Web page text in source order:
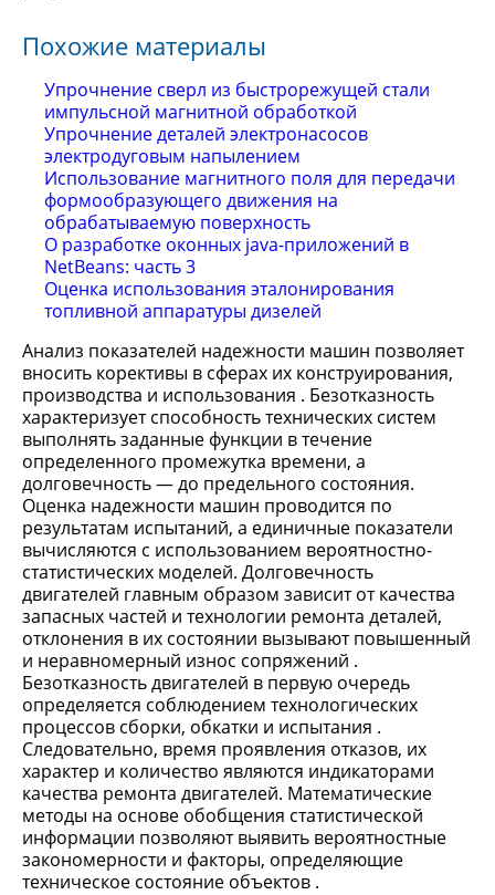
Похожие материалы
Упрочнение сверл из быстрорежущей стали
импульсной магнитной обработкой
Упрочнение деталей электронасосов
электродуговым напылением
Использование магнитного поля для передачи
формообразующего движения на
обрабатываемую поверхность
О разработке оконных java-приложений в
NetBeans: часть 3
Оценка использования эталонирования
топливной аппаратуры дизелей
Анализ показателей надежности машин позволяет
вносить корективы в сферах их конструирования,
производства и использования . Безотказность
характеризует способность технических систем
выполнять заданные функции в течение
определенного промежутка времени, а
долговечность — до предельного состояния.
Оценка надежности машин проводится по
результатам испытаний, а единичные показатели
вычисляются с использованием вероятностно-
статистических моделей. Долговечность
двигателей главным образом зависит от качества
запасных частей и технологии ремонта деталей,
отклонения в их состоянии вызывают повышенный
и неравномерный износ сопряжений .
Безотказность двигателей в первую очередь
определяется соблюдением технологических
процессов сборки, обкатки и испытания .
Следовательно, время проявления отказов, их
характер и количество являются индикаторами
качества ремонта двигателей. Математические
методы на основе обобщения статистической
информации позволяют выявить вероятностные
закономерности и факторы, определяющие
техническое состояние объектов .